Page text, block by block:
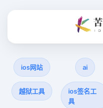
ios网站 ai
越狱工具
ios签名工
具